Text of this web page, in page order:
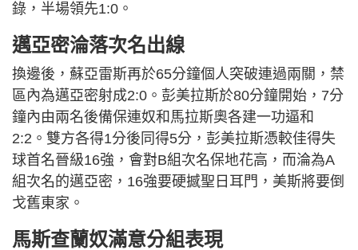
錄，半場領先1:0。
邁亞密淪落次名出線
換邊後，蘇亞雷斯再於65分鐘個人突破連過兩關，禁
區內為邁亞密射成2:0。彭美拉斯於80分鐘開始，7分
鐘內由兩名後備保連奴和馬拉斯奧各建一功逼和
2:2。雙方各得1分後同得5分，彭美拉斯憑較佳得失
球首名晉級16強，會對B組次名保地花高，而淪為A
組次名的邁亞密，16強要硬撼聖日耳門，美斯將要倒
戈舊東家。
馬斯查蘭奴滿意分組表現